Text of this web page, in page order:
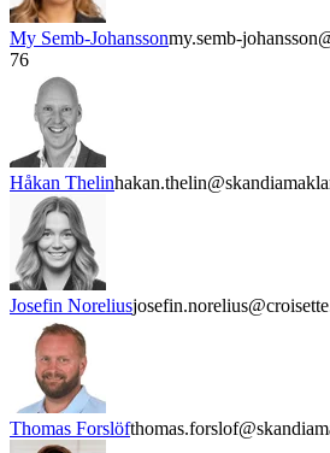
My Semb-Johanssonmy.semb-
76
Håkan Thelin
Josefin Norelius
Thomas Forslöf